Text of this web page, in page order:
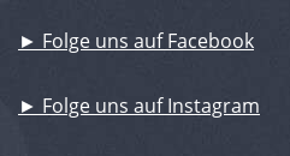
► Folge uns auf Facebook
► Folge uns auf Instagram